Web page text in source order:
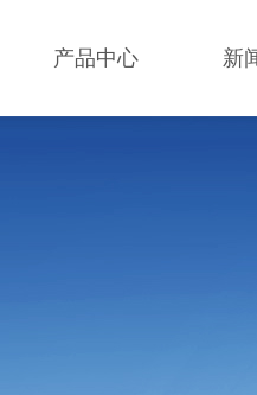
产品中心 新